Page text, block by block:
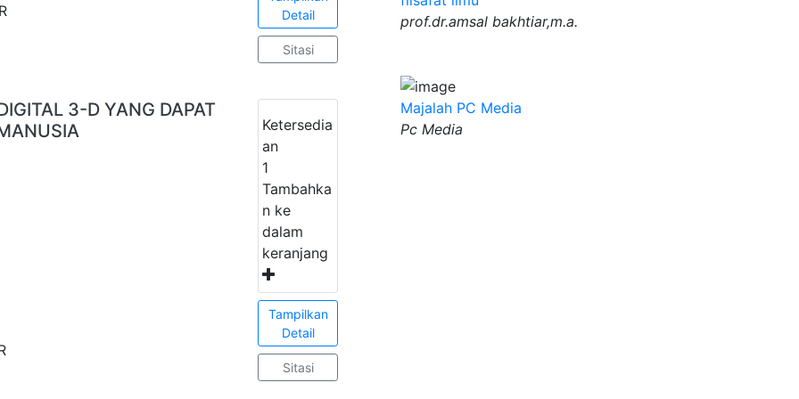
Detail
Sitasi
3-D YANG DAPAT
Ketersedia
an
1
Tambahka
n ke
dalam
keranjang
Tampilkan
Detail
Sitasi
prof.dr.amsal bakhtiar,m.a.
Majalah PC Media
Pc Media